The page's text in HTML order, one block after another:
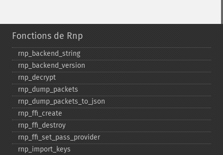
Fonctions de Rnp
rnp_​backend_​string
rnp_​backend_​version
rnp_​decrypt
rnp_​dump_​packets
rnp_​dump_​packets_​to_​json
rnp_​ffi_​create
rnp_​ffi_​destroy
rnp_​ffi_​set_​pass_​provider
rnp_​import_​keys